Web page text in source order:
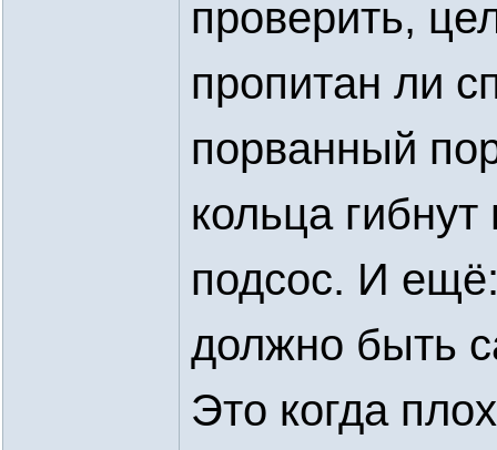
проверить,
пропитан ли
порванный
кольца
подсос. И
должно быть
Это когда